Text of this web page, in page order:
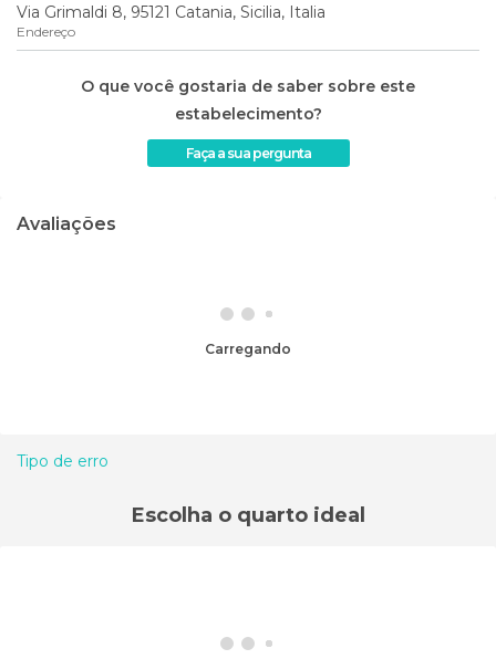
Via Grimaldi 8, 95121 Catania, Sicilia, Italia
Endereço
O que você gostaria de saber sobre este
estabelecimento?
Faça a sua pergunta
Avaliações
Carregando
Tipo de erro
Escolha o quarto ideal